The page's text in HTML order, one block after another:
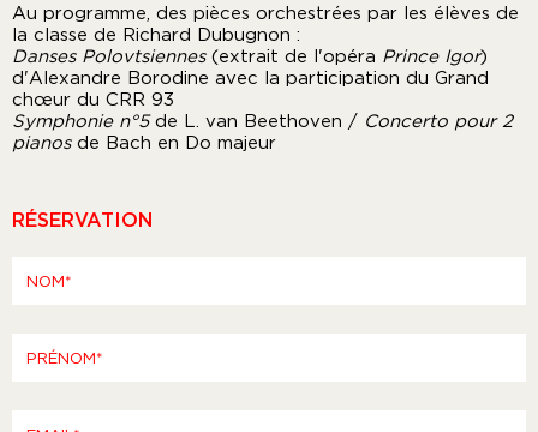
Au programme, des pièces orchestrées par les élèves de
la classe de Richard Dubugnon :
Danses Polovtsiennes(extrait de l'opéra Prince Igor)
d'Alexandre Borodine avec la participation du Grand
chœur du CRR 93
Symphonie n°5de L. van Beethoven / Concerto pour 2
pianosde Bach en Do majeur
RÉSERVATION